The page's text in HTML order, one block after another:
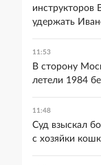
инструкторов
удержать
11:53
В сторону
летели 1984
11:48
Суд взыскал
с хозяйки